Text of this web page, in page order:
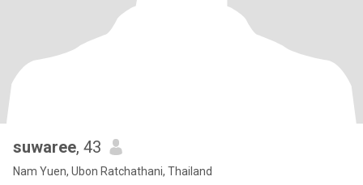
suwaree, 43
Nam Yuen, Ubon Ratchathani, Thailand